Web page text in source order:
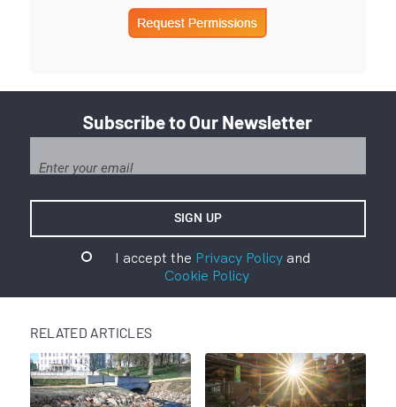
Subscribe to Our Newsletter
I accept the Privacy Policyand
Cookie Policy
RELATED ARTICLES